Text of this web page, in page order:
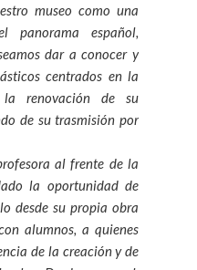
museo como una
panorama español,
dar a conocer y
centrados en la
la renovación de su
de su trasmisión por
al frente de la
la oportunidad de
desde su propia obra
alumnos, a quienes
de la creación y de